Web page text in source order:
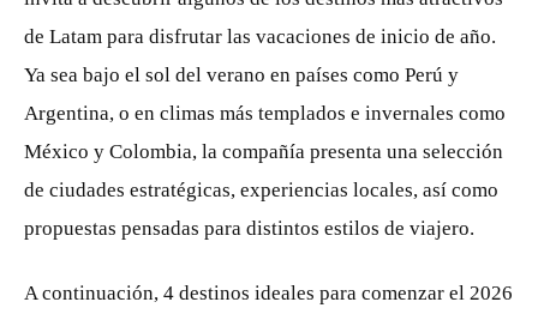
de Latam para disfrutar las vacaciones de inicio de año.
Ya sea bajo el sol del verano en países como Perú y
Argentina, o en climas más templados e invernales como
México y Colombia, la compañía presenta una selección
de ciudades estratégicas, experiencias locales, así como
propuestas pensadas para distintos estilos de viajero.
A continuación, 4 destinos ideales para comenzar el 2026